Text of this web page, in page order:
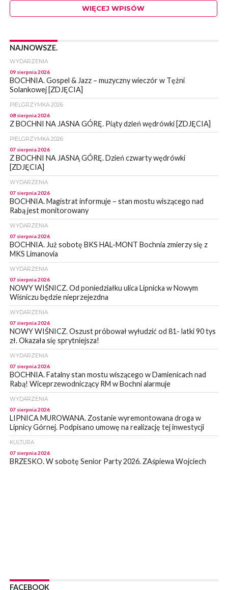
WIĘCEJ WPISÓW
NAJNOWSZE.
WYDARZENIA
09 sierpnia 2026
BOCHNIA. Gospel & Jazz – muzyczny wieczór w Tężni
Solankowej [ZDJĘCIA]
PIELGRZYMKA 2026
08 sierpnia 2026
Z BOCHNI NA JASNA GÓRĘ. Piąty dzień wędrówki [ZDJĘCIA]
PIELGRZYMKA 2026
07 sierpnia 2026
Z BOCHNI NA JASNĄ GÓRĘ. Dzień czwarty wędrówki
[ZDJĘCIA]
WYDARZENIA
07 sierpnia 2026
BOCHNIA. Magistrat informuje – stan mostu wiszącego nad
Rabą jest monitorowany
WYDARZENIA
07 sierpnia 2026
BOCHNIA. Już sobotę BKS HAL-MONT Bochnia zmierzy się z
MKS Limanovia
WYDARZENIA
07 sierpnia 2026
NOWY WIŚNICZ. Od poniedziałku ulica Lipnicka w Nowym
Wiśniczu będzie nieprzejezdna
WYDARZENIA
07 sierpnia 2026
NOWY WIŚNICZ. Oszust próbował wyłudzić od 81- latki 90 tys
zł. Okazała się sprytniejsza!
WYDARZENIA
07 sierpnia 2026
BOCHNIA. Fatalny stan mostu wiszącego w Damienicach nad
Rabą! Wiceprzewodniczący RM w Bochni alarmuje
WYDARZENIA
07 sierpnia 2026
LIPNICA MUROWANA. Zostanie wyremontowana droga w
Lipnicy Górnej. Podpisano umowę na realizację tej inwestycji
KULTURA
07 sierpnia 2026
BRZESKO. W sobotę Senior Party 2026. ZAśpiewa Wojciech
BOCHNIA. Podpisano umowę na wykonanie dokumentacji
FACEBOOK